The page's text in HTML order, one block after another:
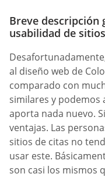
Breve descripción
usabilidad de
al diseño web de
comparado con
similares y podemos
aporta nada nuevo.
ventajas. Las
sitios de citas no
usar este.
son casi los mismos